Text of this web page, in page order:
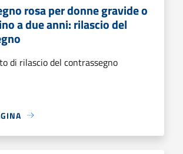
rosa per donne gravide o
a due anni: rilascio del
di rilascio del contrassegno